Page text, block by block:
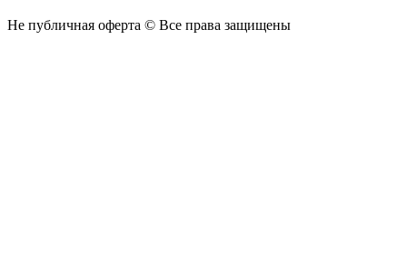
Не публичная оферта © Все права защищены